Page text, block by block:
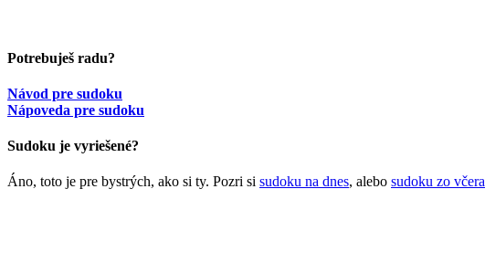
Potrebuješ radu?
Návod pre sudoku
Nápoveda pre sudoku
Sudoku je vyriešené?
Áno, toto je pre bystrých, ako si ty. Pozri si sudoku na dnes, alebo sudoku zo včera